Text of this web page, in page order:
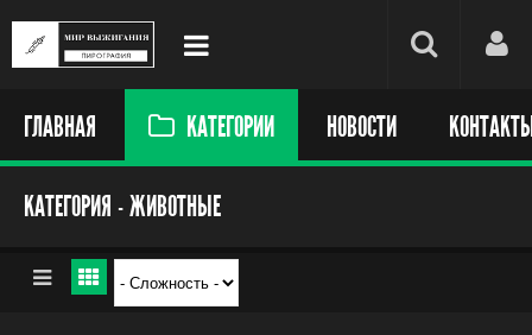
ГЛАВНАЯ КАТЕГОРИИ НОВОСТИ
КАТЕГОРИЯ - ЖИВОТНЫЕ